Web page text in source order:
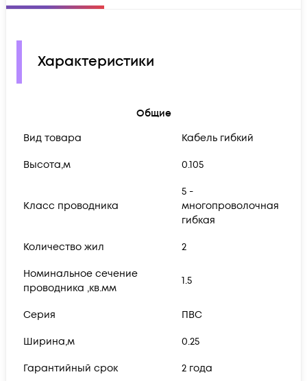
Характеристики
Общие
Вид товара
Кабель гибкий
Высота,м 0.105
Класс проводника
5 -
многопроволочная
гибкая
Количество жил 2
Номинальное сечение
проводника ,кв.мм
1.5
Серия ПВС
Ширина,м 0.25
Гарантийный срок 2 года